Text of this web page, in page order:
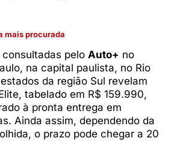
mais procurada
pelo Auto+ no
na capital paulista, no Rio
da região Sul revelam
tabelado em R$ 159.990,
à pronta entrega em
Ainda assim, dependendo da
o prazo pode chegar a 20